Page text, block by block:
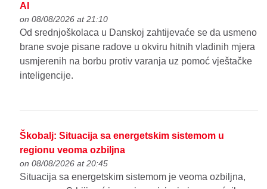
AI
on 08/08/2026 at 21:10
Od srednjoškolaca u Danskoj zahtijevaće se da usmeno
brane svoje pisane radove u okviru hitnih vladinih mjera
usmjerenih na borbu protiv varanja uz pomoć vještačke
inteligencije.
Škobalj: Situacija sa energetskim sistemom u
regionu veoma ozbiljna
on 08/08/2026 at 20:45
Situacija sa energetskim sistemom je veoma ozbiljna,